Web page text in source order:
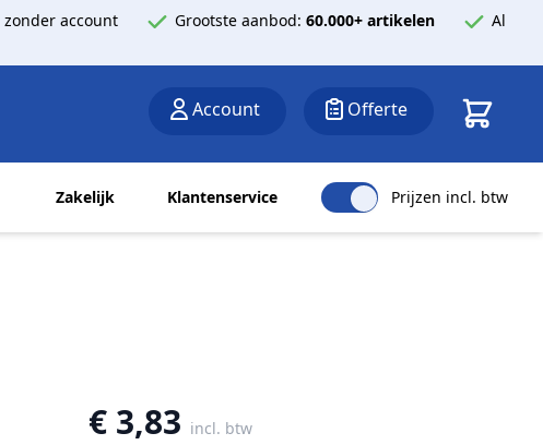
zonder account Grootste aanbod: 60.000+ artikelen
Al
Account Offerte
Zakelijk Klantenservice Prijzen incl. btw
€ 3,83 incl. btw